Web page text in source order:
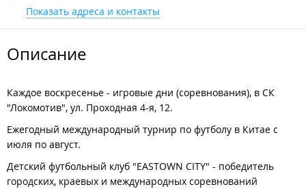
Показать адреса и контакты
Описание
Каждое воскресенье - игровые дни (соревнования), в СК
"Локомотив", ул. Проходная 4-я, 12.
Ежегодный международный турнир по футболу в Китае с
июля по август.
Детский футбольный клуб "EASTOWN CITY" - победитель
городских, краевых и международных соревнований